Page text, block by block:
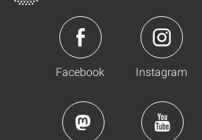
Facebook Instagram